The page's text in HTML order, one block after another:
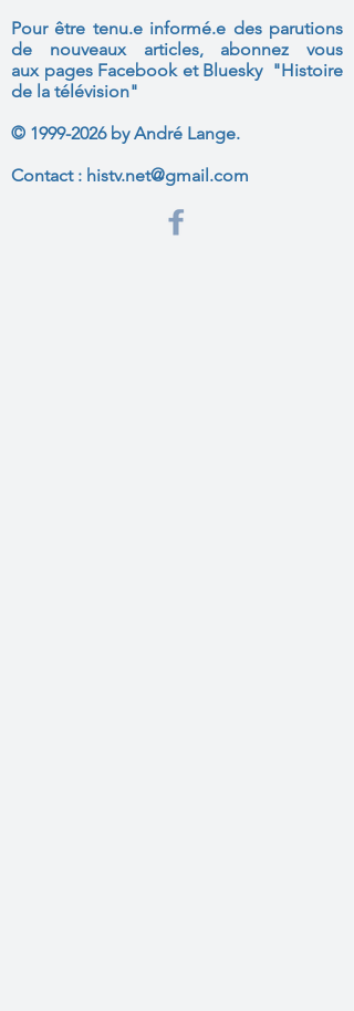
Pour être tenu.e informé.e des parutions
de nouveaux articles, abonnez vous
aux pages Facebook et Bluesky "Histoire
de la télévision"
© 1999-2026by André Lange.
Contact : histv.net@gmail.com